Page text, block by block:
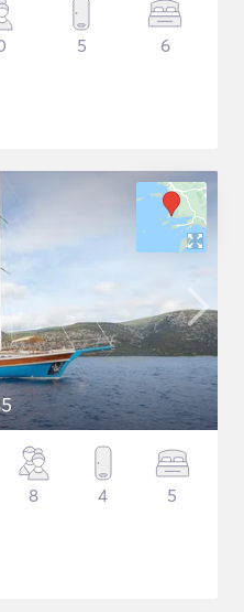
5 6
8 4 5